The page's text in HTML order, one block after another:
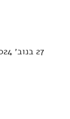
27 בנוב׳ 2024, 20:30 – 28 בנוב׳ 2024, 21:30